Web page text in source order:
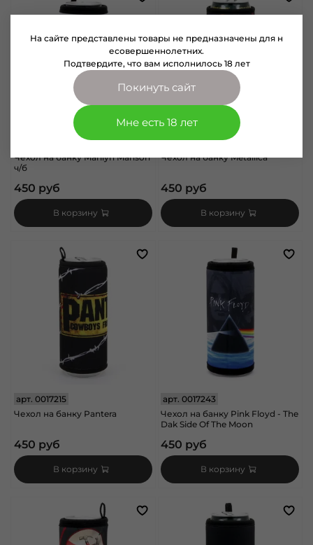
Чехол на банку Marilyn Manson
ч/б
450 руб
В корзину
арт.0017206
Чехол на банку Metallica
450 руб
В корзину
арт. 0017215
Чехол на банку Pantera
450 руб
В корзину
арт.0017243
Чехол на банку Pink Floyd - The
Dak Side Of The Moon
450 руб
В корзину
На сайте представлены товары не предназначены для н
есовершеннолетних.
Подтвердите, что вам исполнилось 18 лет
Покинуть сайт
Мне есть 18 лет